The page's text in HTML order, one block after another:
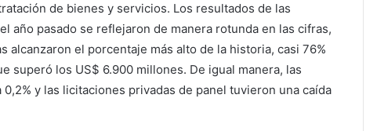
de bienes y servicios. Los resultados de las
año pasado se reflejaron de manera rotunda en las cifras,
alcanzaron el porcentaje más alto de la historia, casi 76%
superó los US$ 6.900 millones. De igual manera, las
0,2% y las licitaciones privadas de panel tuvieron una caída